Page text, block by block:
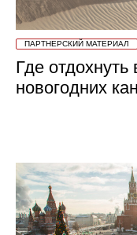
ПАРТНЕРСКИЙ МАТЕРИАЛ
Где
новогодних